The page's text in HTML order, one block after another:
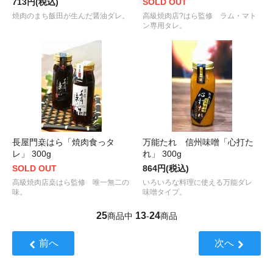
713円(税込)
焼肉のまち飯田が生んだ醤油ダレ。
SOLD OUT
高級焼肉店?はら監修 ラム・マト
ン専用タレ。
長屋門桒はら「焼肉食っタ
レ」 300g
SOLD OUT
高級焼肉店桒はら監修 唯一無二の
味。
万能たれ 信州味噌「心打た
れ」 300g
864円(税込)
いろいろな料理に使える万能ダレ
味噌タイプ。
25商品中 13-24商品
前へ 次へ